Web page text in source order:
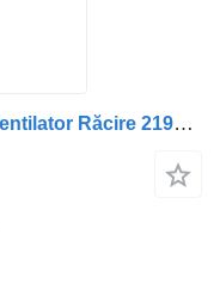
Motor hidraulik Motor Hidraulic Ventilator Răcire 2196419 untuk truk Scania